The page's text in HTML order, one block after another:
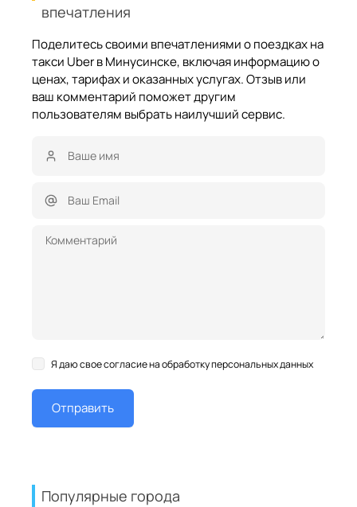
впечатления
Поделитесь своими впечатлениями о поездках на
такси Uber в Минусинске, включая информацию о
ценах, тарифах и оказанных услугах. Отзыв или
ваш комментарий поможет другим
пользователям выбрать наилучший сервис.
Я даю свое согласие на обработку персональных данных
Популярные города